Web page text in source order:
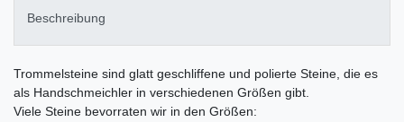
Beschreibung
Trommelsteine sind glatt geschliffene und polierte Steine, die es
als Handschmeichler in verschiedenen Größen gibt.
Viele Steine bevorraten wir in den Größen: